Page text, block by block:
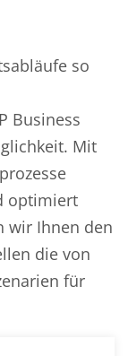
so
Business
Mit
optimiert
wir Ihnen den
die von
für